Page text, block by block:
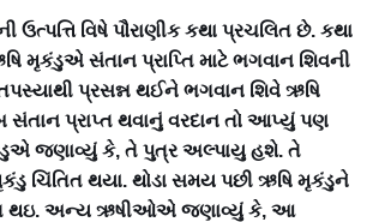
વિષે પૌરાણીક કથા પ્રચલિત છે. કથા
મૃકંડુએ સંતાન પ્રાપ્તિ માટે ભગવાન શિવની
તપસ્યાથી પ્રસન્ન થઈને ભગવાન શિવે ઋષિ
પ્રાપ્ત થવાનું વરદાન તો આપ્યું પણ
જણાવ્યું કે, તે પુત્ર અલ્પાયુ હશે. તે
ચિંતિત થયા. થોડા સમય પછી ઋષિ મૃકંડુને
થઇ. અન્ય ઋષીઓએ જણાવ્યું કે, આ